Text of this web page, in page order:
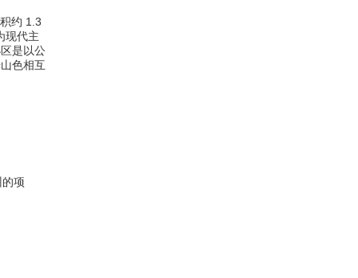
约 1.3
现代主
是以公
色相互
项